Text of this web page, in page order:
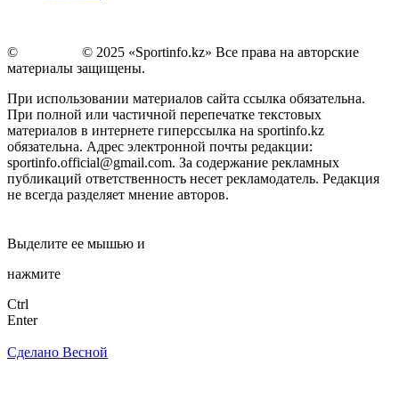
©
© 2025 «Sportinfo.kz» Все права на авторские
материалы защищены.
При использовании материалов сайта ссылка обязательна.
При полной или частичной перепечатке текстовых
материалов в интернете гиперссылка на sportinfo.kz
обязательна. Адрес электронной почты редакции:
sportinfo.official@gmail.com. За содержание рекламных
публикаций ответственность несет рекламодатель. Редакция
не всегда разделяет мнение авторов.
Выделите ее мышью и
нажмите
Ctrl
Enter
Сделано Весной